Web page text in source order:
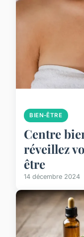
BIEN-ÊTRE
Centre
réveillez
être
14 décembre 2024